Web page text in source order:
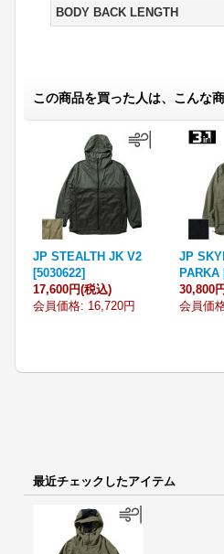
BODY BACK LENGTH
この商品を買った人は、こんな
JP STEALTH JK V2
[5030622]
17,600円(税込)
会員価格: 16,720円
JP
PARKA
30,800円
会員価
最近チェックしたアイテム